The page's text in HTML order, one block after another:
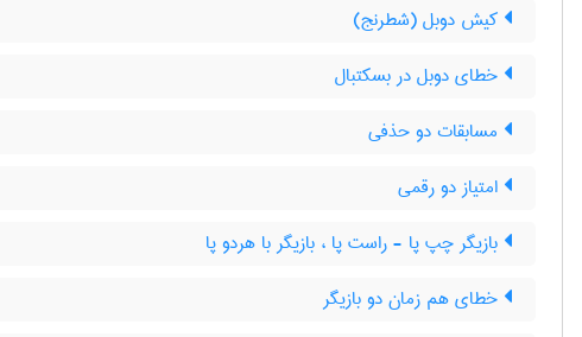
کیش دوبل (شطرنج)
خطای دوبل در بسکتبال
مسابقات دو حذفی
امتیاز دو رقمی
بازیگر چپ پا‎ - راست پا ، بازیگر با هردو پا
خطای هم زمان دو بازیگر